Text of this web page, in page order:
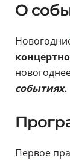
О
событиях.
Первое